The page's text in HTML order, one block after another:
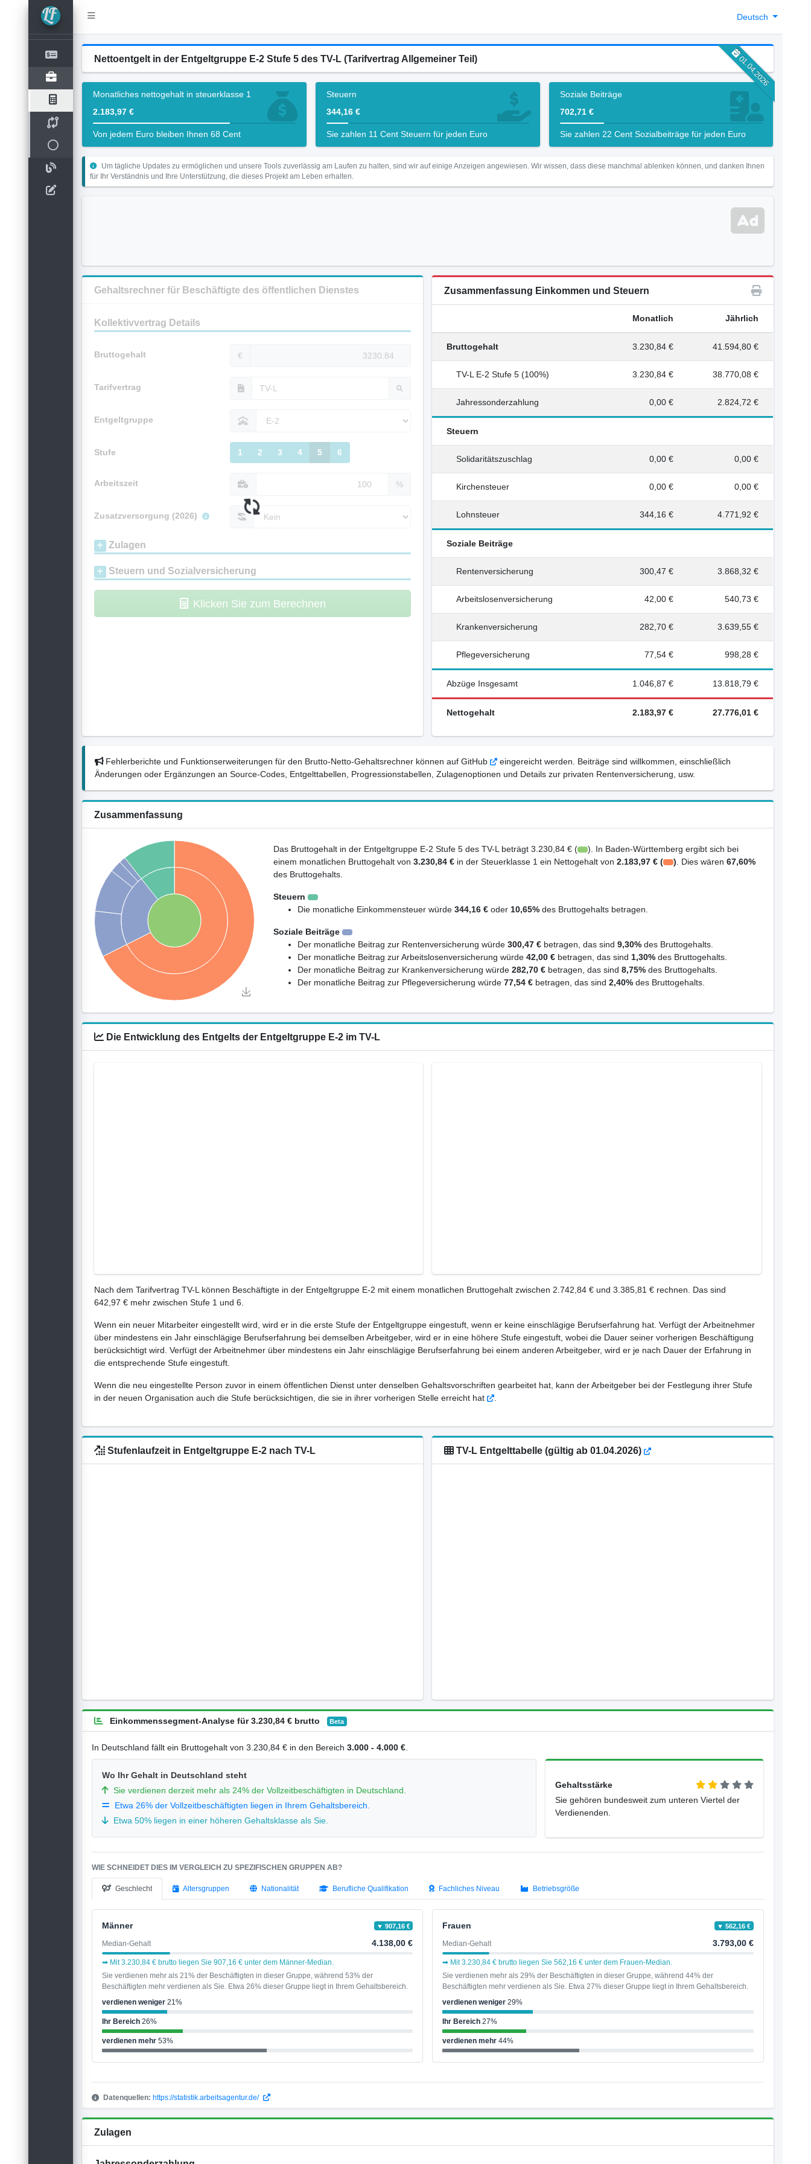
Deutsch
01.04.2026
Nettoentgelt in der Entgeltgruppe E-2 Stufe 5 des TV-L (Tarifvertrag Allgemeiner Teil)
Monatliches nettogehalt in steuerklasse 1
2.183,97 €
Von jedem Euro bleiben Ihnen 68 Cent
Steuern
344,16 €
Sie zahlen 11 Cent Steuern für jeden Euro
Soziale Beiträge
702,71 €
Sie zahlen 22 Cent Sozialbeiträge für jeden Euro
Um tägliche Updates zu ermöglichen und unsere Tools zuverlässig am Laufen zu halten, sind wir auf einige Anzeigen angewiesen. Wir wissen, dass diese manchmal ablenken können, und danken Ihnen
für Ihr Verständnis und Ihre Unterstützung, die dieses Projekt am Leben erhalten.
Gehaltsrechner für Beschäftigte des öffentlichen Dienstes
Kollektivvertrag Details
Bruttogehalt €
Tarifvertrag
Entgeltgruppe
Stufe 1 2 3 4 5 6
Arbeitszeit %
Zusatzversorgung (2026)
Zulagen
Steuern und Sozialversicherung
Klicken Sie zum Berechnen
Zusammenfassung Einkommen und Steuern
Monatlich Jährlich
Bruttogehalt 3.230,84 € 41.594,80 €
TV-L E-2 Stufe 5 (100%) 3.230,84 € 38.770,08 €
Jahressonderzahlung 0,00 € 2.824,72 €
Steuern
Solidaritätszuschlag 0,00 € 0,00 €
Kirchensteuer 0,00 € 0,00 €
Lohnsteuer 344,16 € 4.771,92 €
Soziale Beiträge
Rentenversicherung 300,47 € 3.868,32 €
Arbeitslosenversicherung 42,00 € 540,73 €
Krankenversicherung 282,70 € 3.639,55 €
Pflegeversicherung 77,54 € 998,28 €
Abzüge Insgesamt 1.046,87 € 13.818,79 €
Nettogehalt 2.183,97 € 27.776,01 €
Fehlerberichte und Funktionserweiterungen für den Brutto-Netto-Gehaltsrechner können auf GitHub
eingereicht werden. Beiträge sind willkommen, einschließlich
Änderungen oder Ergänzungen an Source-Codes, Entgelttabellen, Progressionstabellen, Zulagenoptionen und Details zur privaten Rentenversicherung, usw.
Zusammenfassung
Das Bruttogehalt in der Entgeltgruppe E-2 Stufe 5 des TV-L beträgt 3.230,84 € (
). In Baden-Württemberg ergibt sich bei
einem monatlichen Bruttogehalt von 3.230,84 €in der Steuerklasse 1 ein Nettogehalt von 2.183,97 € ( ) . Dies wären67,60%
des Bruttogehalts.
Steuern
Die monatliche Einkommensteuer würde 344,16 €oder 10,65%des Bruttogehalts betragen.
Soziale Beiträge
Der monatliche Beitrag zur Rentenversicherung würde 300,47 €betragen, das sind 9,30%des Bruttogehalts.
Der monatliche Beitrag zur Arbeitslosenversicherung würde 42,00 €betragen, das sind 1,30%des Bruttogehalts.
Der monatliche Beitrag zur Krankenversicherung würde 282,70 €betragen, das sind 8,75%des Bruttogehalts.
Der monatliche Beitrag zur Pflegeversicherung würde 77,54 €betragen, das sind 2,40%des Bruttogehalts.
Die Entwicklung des Entgelts der Entgeltgruppe E-2 im TV-L
Nach dem Tarifvertrag TV-L können Beschäftigte in der Entgeltgruppe E-2 mit einem monatlichen Bruttogehalt zwischen 2.742,84 € und 3.385,81 € rechnen. Das sind
642,97 € mehr zwischen Stufe 1 und 6.
Wenn ein neuer Mitarbeiter eingestellt wird, wird er in die erste Stufe der Entgeltgruppe eingestuft, wenn er keine einschlägige Berufserfahrung hat. Verfügt der Arbeitnehmer
über mindestens ein Jahr einschlägige Berufserfahrung bei demselben Arbeitgeber, wird er in eine höhere Stufe eingestuft, wobei die Dauer seiner vorherigen Beschäftigung
berücksichtigt wird. Verfügt der Arbeitnehmer über mindestens ein Jahr einschlägige Berufserfahrung bei einem anderen Arbeitgeber, wird er je nach Dauer der Erfahrung in
die entsprechende Stufe eingestuft.
Wenn die neu eingestellte Person zuvor in einem öffentlichen Dienst unter denselben Gehaltsvorschriften gearbeitet hat, kann der Arbeitgeber bei der Festlegung ihrer Stufe
in der neuen Organisation auch die Stufe berücksichtigen, die sie in ihrer vorherigen Stelle erreicht hat
Stufenlaufzeit in Entgeltgruppe E-2 nach TV-L TV-L Entgelttabelle (gültig ab 01.04.2026)
Einkommenssegment-Analyse für 3.230,84 € brutto Beta
In Deutschland fällt ein Bruttogehalt von 3.230,84 € in den Bereich3.000 - 4.000 €
Wo Ihr Gehalt in Deutschland steht
Sie verdienen derzeit mehr als 24% der Vollzeitbeschäftigten in Deutschland.
Etwa 26% der Vollzeitbeschäftigten liegen in Ihrem Gehaltsbereich.
Etwa 50% liegen in einer höheren Gehaltsklasse als Sie.
Gehaltsstärke
Sie gehören bundesweit zum unteren Viertel der
Verdienenden.
WIE SCHNEIDET DIES IM VERGLEICH ZU SPEZIFISCHEN GRUPPEN AB?
Geschlecht Altersgruppen Nationalität Berufliche Qualifikation Fachliches Niveau Betriebsgröße
Männer ▼ 907,16 €
Median-Gehalt 4.138,00 €
➡ Mit 3.230,84 € brutto liegen Sie 907,16 € unter dem Männer-Median.
Sie verdienen mehr als 21% der Beschäftigten in dieser Gruppe, während 53% der
Beschäftigten mehr verdienen als Sie. Etwa 26% dieser Gruppe liegt in Ihrem Gehaltsbereich.
verdienen weniger 21%
Ihr Bereich 26%
verdienen mehr 53%
Frauen ▼ 562,16 €
Median-Gehalt 3.793,00 €
➡ Mit 3.230,84 € brutto liegen Sie 562,16 € unter dem Frauen-Median.
Sie verdienen mehr als 29% der Beschäftigten in dieser Gruppe, während 44% der
Beschäftigten mehr verdienen als Sie. Etwa 27% dieser Gruppe liegt in Ihrem Gehaltsbereich.
verdienen weniger 29%
Ihr Bereich 27%
verdienen mehr 44%
Datenquellen: https://statistik.arbeitsagentur.de/
Zulagen